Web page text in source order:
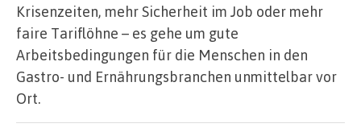
Krisenzeiten, mehr Sicherheit im Job oder mehr
faire Tariflöhne – es gehe um gute
Arbeitsbedingungen für die Menschen in den
Gastro- und Ernährungsbranchen unmittelbar vor
Ort.